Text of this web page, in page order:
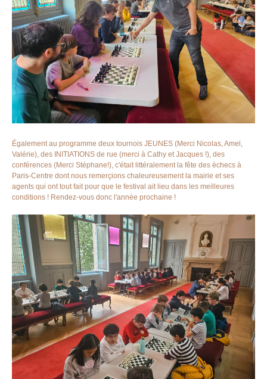
Également au programme deux tournois JEUNES (Merci Nicolas, Amel,
Valérie), des INITIATIONS de rue (merci à Cathy et Jacques !), des
conférences (Merci Stéphane!), c'était littéralement la fête des échecs à
Paris-Centre dont nous remerçions chaleureusement la mairie et ses
agents qui ont tout fait pour que le festival ait lieu dans les meilleures
conditions ! Rendez-vous donc l'année prochaine !